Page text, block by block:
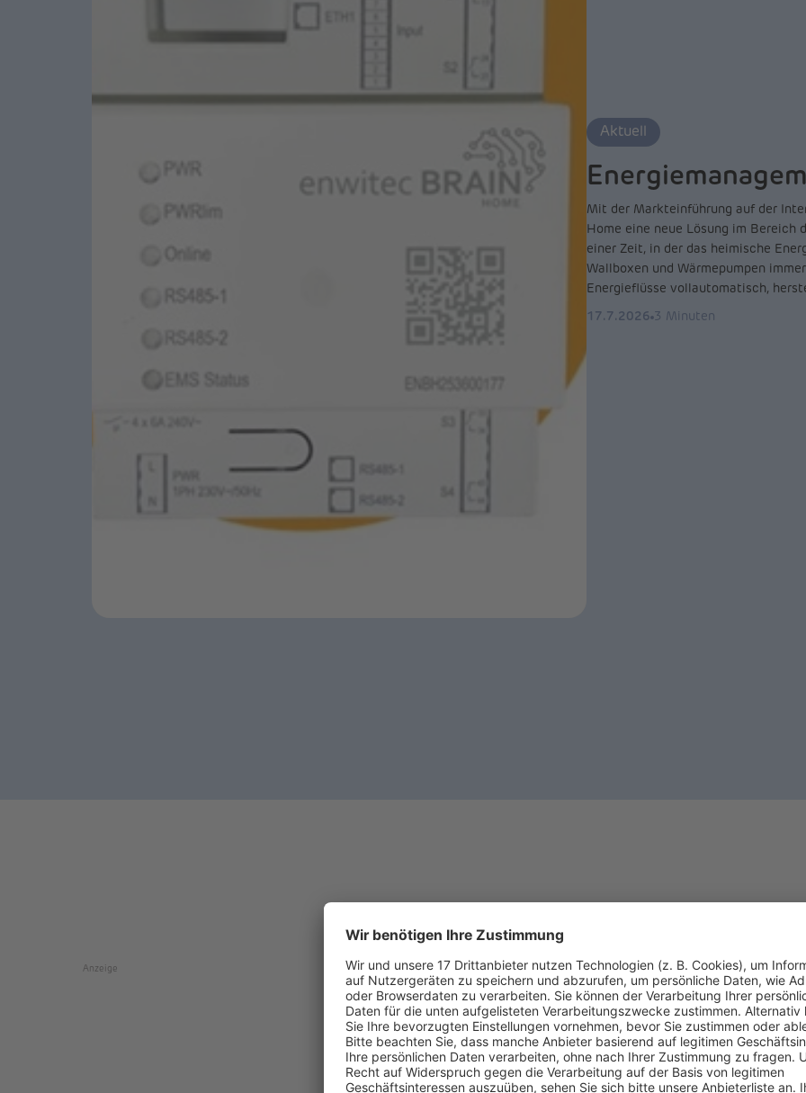
Mit der Markteinführung auf der
Home eine neue Lösung im Bereich
einer Zeit, in der das heimische
Wallboxen und Wärmepumpen
Energieflüsse vollautomatisch,
Aktuell
17.7.2026 3 Minuten
Anzeige